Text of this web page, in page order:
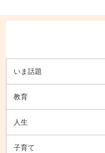
いま話題
教育
人生
子育て